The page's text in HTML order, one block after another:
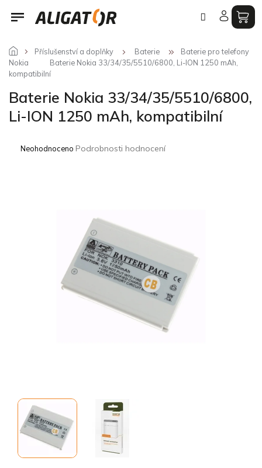
Přejít
Příslušenství a doplňky Baterie
Baterie pro telefony
Nokia
Baterie Nokia 33/34/35/5510/6800, Li-ION 1250 mAh,
kompatibilní
Baterie Nokia 33/34/35/5510/6800,
Li-ION 1250 mAh, kompatibilní
Průměrné
Neohodnoceno Podrobnosti hodnocení